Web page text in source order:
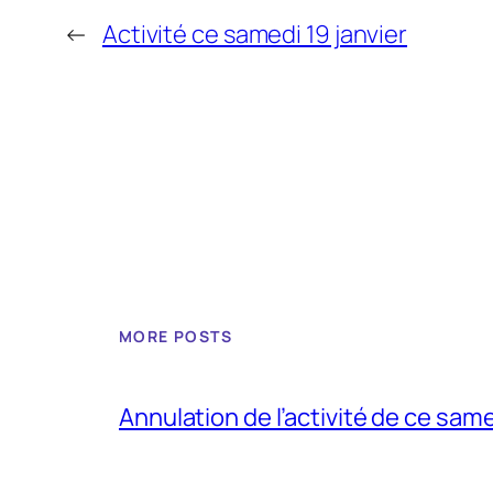
← Activité ce samedi 19 janvier
MORE POSTS
Annulation de l’activité de ce